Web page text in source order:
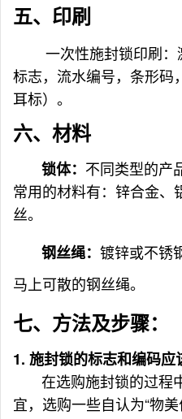
五、印刷
一次性施封锁印刷
标志，流水编号， 条形码，
耳标）。
六、 材料
锁体： 不同类型的产
常用的材料有： 锌合金、
丝。
钢丝绳： 镀锌或不锈
马上可散的钢丝绳。
七、方法及步骤：
1. 施封锁的标志和编码应
在选购施封锁的过程
宜，选购一些自认为“物